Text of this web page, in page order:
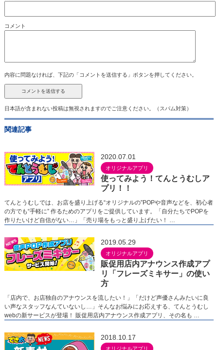
コメント
内容に問題なければ、下記の「コメントを送信する」ボタンを押してください。
日本語が含まれない投稿は無視されますのでご注意ください。（スパム対策）
関連記事
2020.07.01
オリジナルアプリ
使ってみよう！てんとうむしア
プリ！！
てんとうむしでは、お店を盛り上げる“オリジナルの”POPや音声などを、初心者
の方でも“手軽に” 作るためのアプリをご提供しています。「自分たちでPOPを
作りたいけど自信がない…」「売り場をもっと盛り上げたい！ …
2019.05.29
オリジナルアプリ
販促用店内アナウンス作成アプ
リ「フレーズミキサー」の使い
方
「店内で、お店独自のアナウンスを流したい！」「だけど声優さんみたいに良
い声なスタッフなんていないし…」そんなお悩みにお応えする、てんとうむし
webの新サービスが登場！ 販促用店内アナウンス作成アプリ、その名も …
2018.10.17
オリジナルアプリ